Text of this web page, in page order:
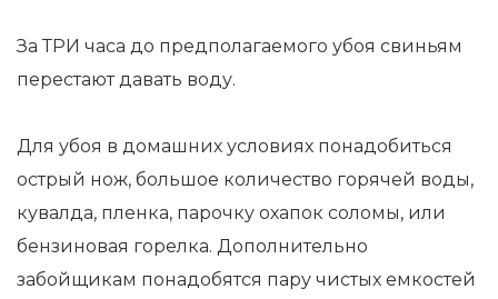
За ТРИ часа до предполагаемого убоя свиньям
перестают давать воду.
Для убоя в домашних условиях понадобиться
острый нож, большое количество горячей воды,
кувалда, пленка, парочку охапок соломы, или
бензиновая горелка. Дополнительно
забойщикам понадобятся пару чистых емкостей